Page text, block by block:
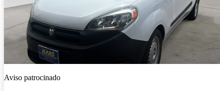
Aviso patrocinado